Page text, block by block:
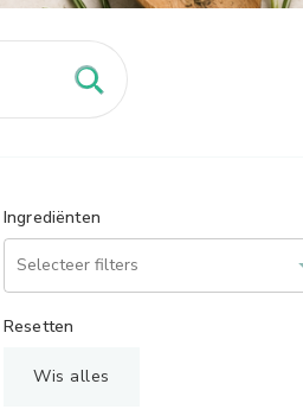
Ingrediënten
Resetten
Wis alles